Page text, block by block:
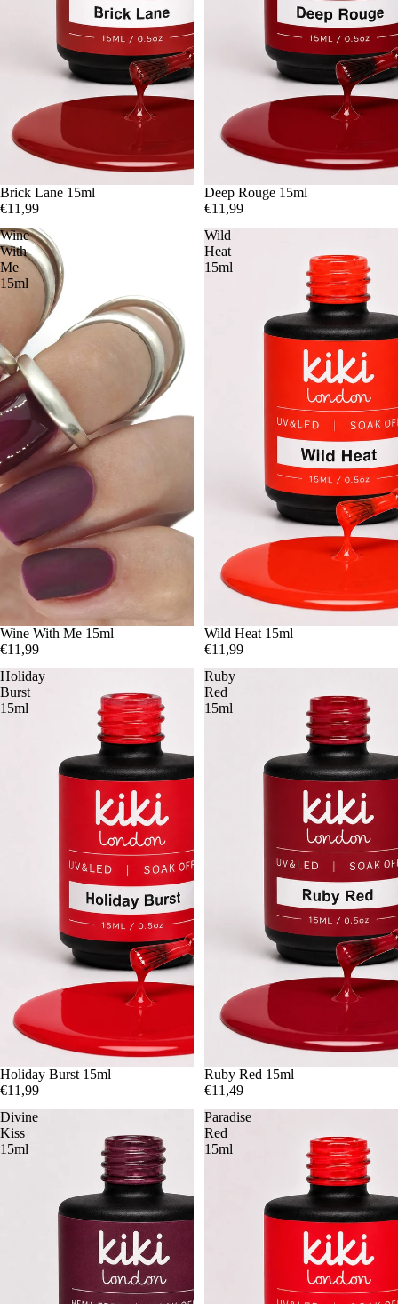
Épuisé
Brick Lane 15ml
€11,99
Deep Rouge 15ml
€11,99
Wine
With
Me
15ml
Épuisé
Wine With Me 15ml
€11,99
Wild
Heat
15ml
Wild Heat 15ml
€11,99
Holiday
Burst
15ml
Holiday Burst 15ml
€11,99
Ruby
Red
15ml
Ruby Red 15ml
€11,49
Divine
Kiss
15ml
Paradise
Red
15ml